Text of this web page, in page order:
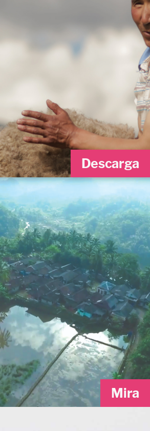
Descarga
Mira